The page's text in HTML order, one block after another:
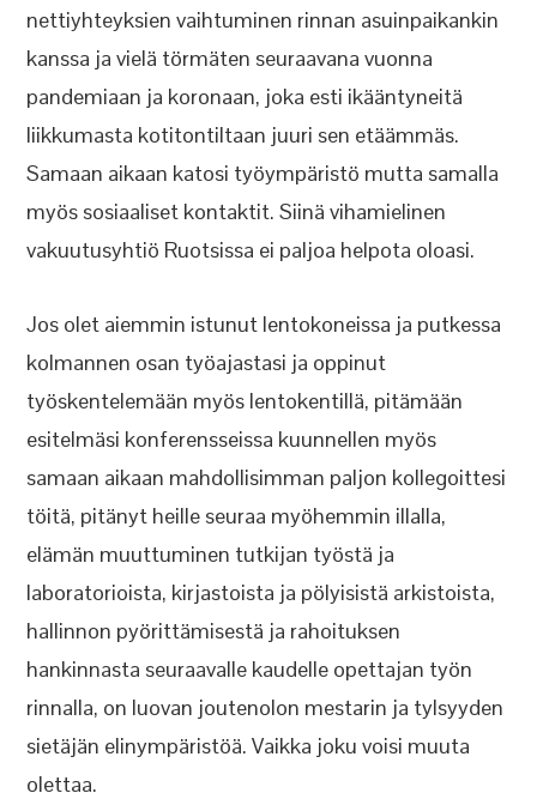
nettiyhteyksien vaihtuminen rinnan asuinpaikankin
kanssa ja vielä törmäten seuraavana vuonna
pandemiaan ja koronaan, joka esti ikääntyneitä
liikkumasta kotitontiltaan juuri sen etäämmäs.
Samaan aikaan katosi työympäristö mutta samalla
myös sosiaaliset kontaktit. Siinä vihamielinen
vakuutusyhtiö Ruotsissa ei paljoa helpota oloasi.
Jos olet aiemmin istunut lentokoneissa ja putkessa
kolmannen osan työajastasi ja oppinut
työskentelemään myös lentokentillä, pitämään
esitelmäsi konferensseissa kuunnellen myös
samaan aikaan mahdollisimman paljon kollegoittesi
töitä, pitänyt heille seuraa myöhemmin illalla,
elämän muuttuminen tutkijan työstä ja
laboratorioista, kirjastoista ja pölyisistä arkistoista,
hallinnon pyörittämisestä ja rahoituksen
hankinnasta seuraavalle kaudelle opettajan työn
rinnalla, on luovan joutenolon mestarin ja tylsyyden
sietäjän elinympäristöä. Vaikka joku voisi muuta
olettaa.